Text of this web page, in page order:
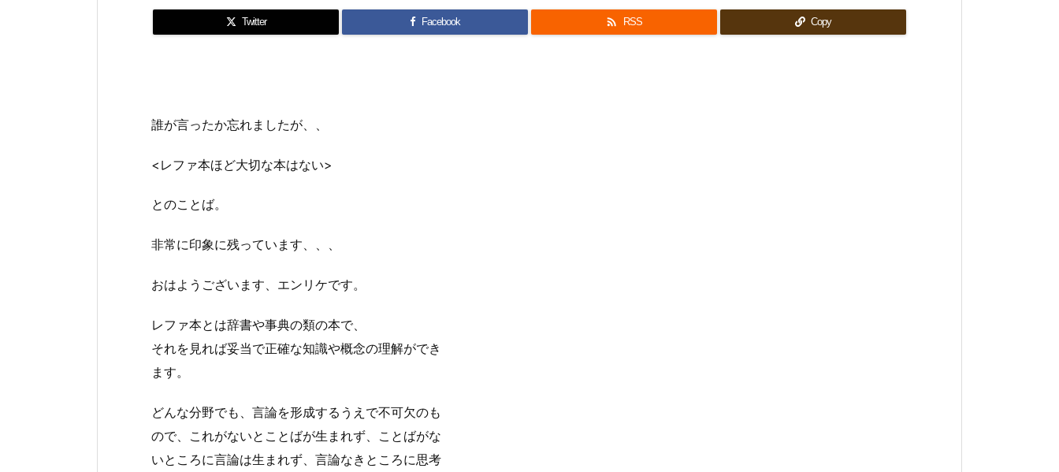
Twitter Facebook  RSS Copy
誰が言ったか忘れましたが、、
<レファ本ほど大切な本はない>
とのことば。
非常に印象に残っています、、、
おはようございます、エンリケです。
レファ本とは辞書や事典の類の本で、
それを見れば妥当で正確な知識や概念の理解ができ
ます。
どんな分野でも、言論を形成するうえで不可欠のも
ので、これがないとことばが生まれず、ことばがな
いところに言論は生まれず、言論なきところに思考